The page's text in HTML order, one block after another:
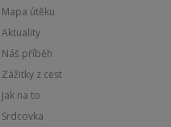
Mapa útěku
Aktuality
Náš příběh
Zážitky z cest
Jak na to
Srdcovka